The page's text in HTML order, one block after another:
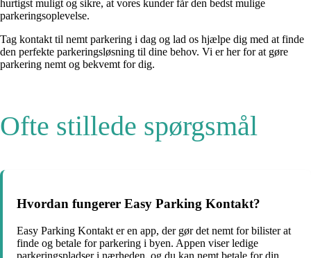
hurtigst muligt og sikre, at vores kunder får den bedst mulige
parkeringsoplevelse.
Tag kontakt til nemt parkering i dag og lad os hjælpe dig med at finde
den perfekte parkeringsløsning til dine behov. Vi er her for at gøre
parkering nemt og bekvemt for dig.
Ofte stillede spørgsmål
Hvordan fungerer Easy Parking Kontakt?
Easy Parking Kontakt er en app, der gør det nemt for bilister at
finde og betale for parkering i byen. Appen viser ledige